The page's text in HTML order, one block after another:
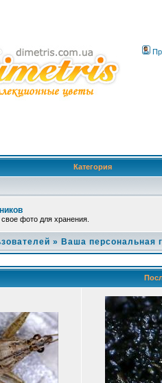
Категория
фото для хранения.
» Ваша персональная